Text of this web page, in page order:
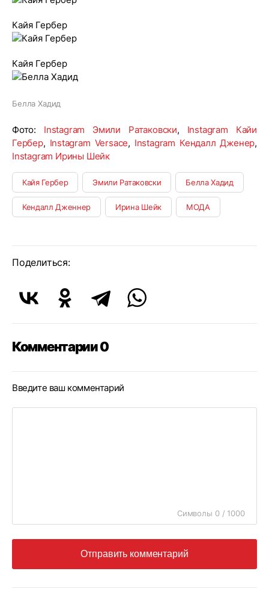
Кайя Гербер
Кайя Гербер
Белла Хадид
Фото: Instagram Эмили Ратаковски, Instagram Кайи
Гербер, Instagram Versace, Instagram Кендалл Дженер,
Instagram Ирины Шейк
Кайя Гербер Эмили Ратаковски Белла Хадид
Кендалл Дженнер Ирина Шейк МОДА
Поделиться:
Комментарии 0
Введите ваш комментарий
Символы 0 / 1000
Отправить комментарий